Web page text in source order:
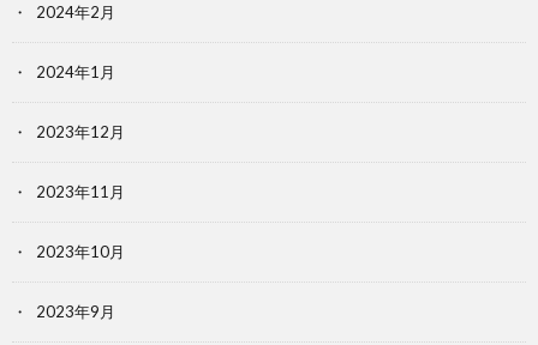
2024年2月
2024年1月
2023年12月
2023年11月
2023年10月
2023年9月